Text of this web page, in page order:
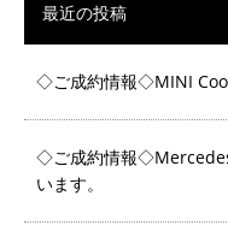
最近の投稿
◇ご成約情報◇MINI
◇ご成約情報
います。